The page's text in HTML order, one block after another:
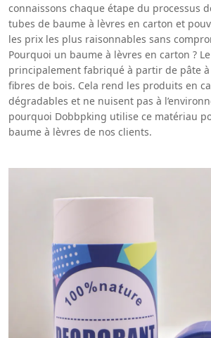
connaissons chaque étape du processus
tubes de baume à lèvres en carton et
les prix les plus raisonnables sans
Pourquoi un baume à lèvres en carton ?
principalement fabriqué à partir de pâte
fibres de bois. Cela rend les produits en
dégradables et ne nuisent pas à
pourquoi Dobbpking utilise ce matériau
baume à lèvres de nos clients.